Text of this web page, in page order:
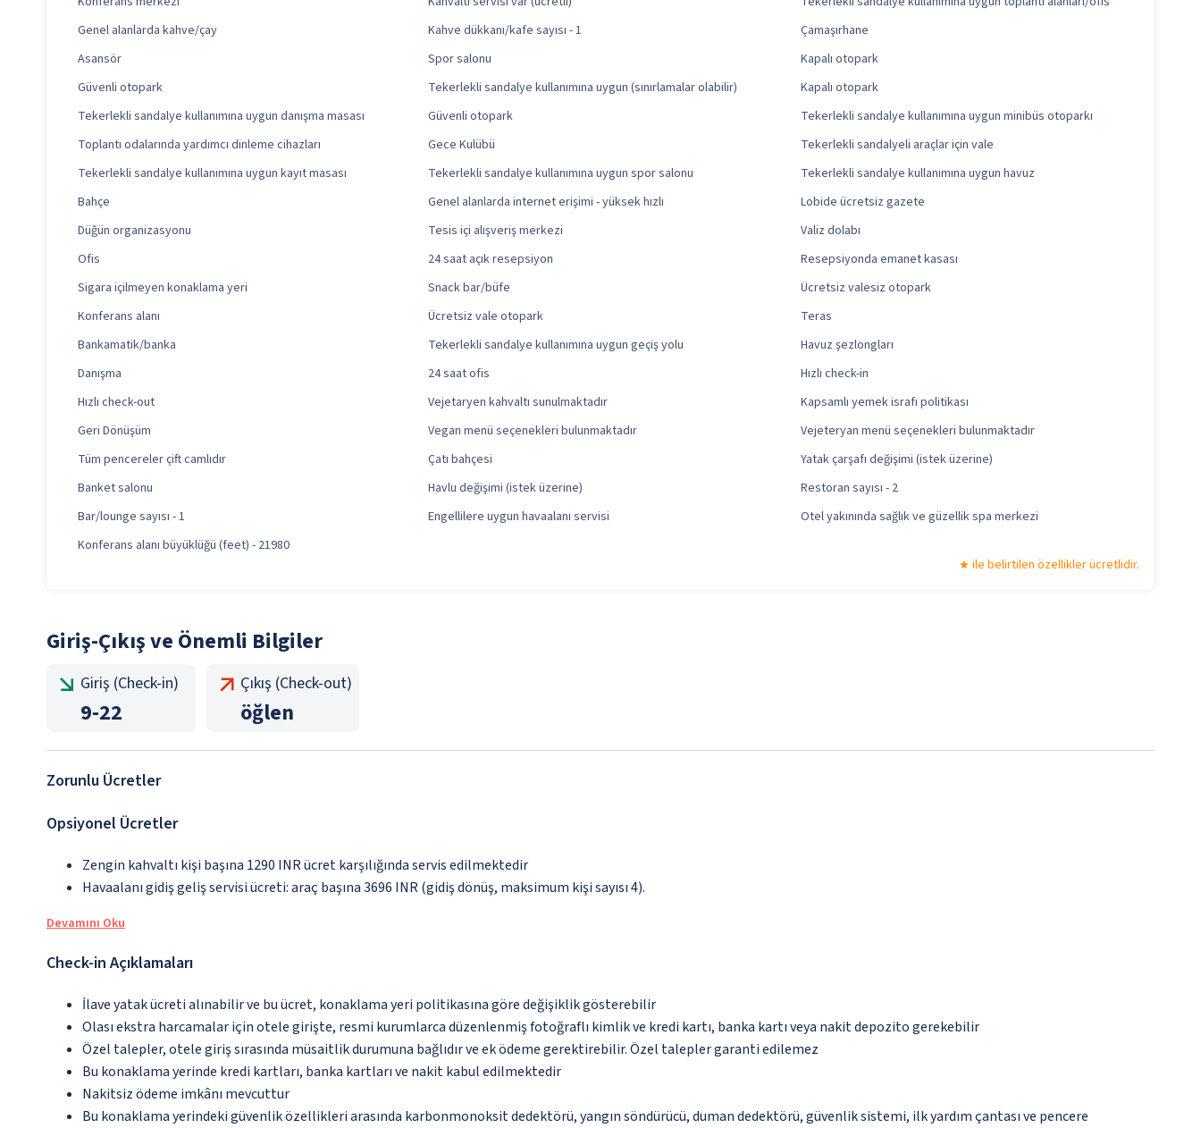
Genel alanlarda kahve/çay
Kahve dükkanı/kafe sayısı - 1
Çamaşırhane
Asansör
Spor salonu
Kapalı otopark
Güvenli otopark
Tekerlekli sandalye kullanımına uygun (sınırlamalar olabilir)
Kapalı otopark
Tekerlekli sandalye kullanımına uygun danışma masası
Güvenli otopark
Tekerlekli sandalye kullanımına uygun minibüs otoparkı
Toplantı odalarında yardımcı dinleme cihazları
Gece Kulübü
Tekerlekli sandalyeli araçlar için vale
Tekerlekli sandalye kullanımına uygun kayıt masası
Tekerlekli sandalye kullanımına uygun spor salonu
Tekerlekli sandalye kullanımına uygun havuz
Bahçe
Genel alanlarda internet erişimi - yüksek hızlı
Lobide ücretsiz gazete
Düğün organizasyonu
Tesis içi alışveriş merkezi
Valiz dolabı
Ofis
24 saat açık resepsiyon
Resepsiyonda emanet kasası
Sigara içilmeyen konaklama yeri
Snack bar/büfe
Ücretsiz valesiz otopark
Konferans alanı
Ücretsiz vale otopark
Teras
Bankamatik/banka
Tekerlekli sandalye kullanımına uygun geçiş yolu
Havuz şezlongları
Danışma
24 saat ofis
Hızlı check-in
Hızlı check-out
Vejetaryen kahvaltı sunulmaktadır
Kapsamlı yemek israfı politikası
Geri Dönüşüm
Vegan menü seçenekleri bulunmaktadır
Vejeteryan menü seçenekleri bulunmaktadır
Tüm pencereler çift camlıdır
Çatı bahçesi
Yatak çarşafı değişimi (istek üzerine)
Banket salonu
Havlu değişimi (istek üzerine)
Restoran sayısı - 2
Bar/lounge sayısı - 1
Engellilere uygun havaalanı servisi
Otel yakınında sağlık ve güzellik spa merkezi
Konferans alanı büyüklüğü (feet) - 21980
ile belirtilen özellikler ücretlidir.
Giriş-Çıkış ve Önemli Bilgiler
Giriş (Check-in)
9-22
Çıkış (Check-out)
öğlen
Zorunlu Ücretler
Opsiyonel Ücretler
Zengin kahvaltı kişi başına 1290 INR ücret karşılığında servis edilmektedir
Havaalanı gidiş geliş servisi ücreti: araç başına 3696 INR (gidiş dönüş, maksimum kişi sayısı 4).
Devamını Oku
Check-in Açıklamaları
İlave yatak ücreti alınabilir ve bu ücret, konaklama yeri politikasına göre değişiklik gösterebilir
Olası ekstra harcamalar için otele girişte, resmi kurumlarca düzenlenmiş fotoğraflı kimlik ve kredi kartı, banka kartı veya nakit depozito gerekebilir
Özel talepler, otele giriş sırasında müsaitlik durumuna bağlıdır ve ek ödeme gerektirebilir. Özel talepler garanti edilemez
Bu konaklama yerinde kredi kartları, banka kartları ve nakit kabul edilmektedir
Nakitsiz ödeme imkânı mevcuttur
Bu konaklama yerindeki güvenlik özellikleri arasında karbonmonoksit dedektörü, yangın söndürücü, duman dedektörü, güvenlik sistemi, ilk yardım çantası ve pencere